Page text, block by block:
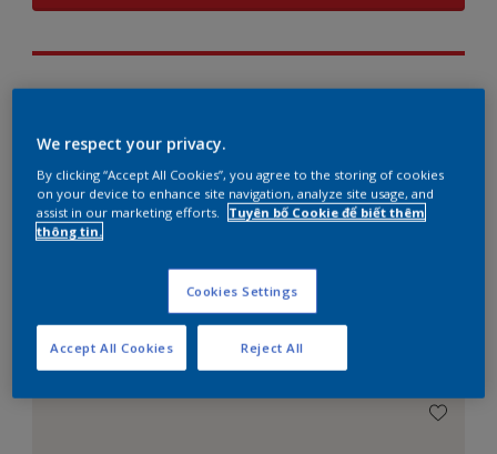
We respect your privacy.
By clicking “Accept All Cookies”, you agree to the storing of cookies
on your device to enhance site navigation, analyze site usage, and
assist in our marketing efforts.
Tuyên bố Cookie để biết thêm
thông tin.
Cookies Settings
Reject All
Accept All Cookies